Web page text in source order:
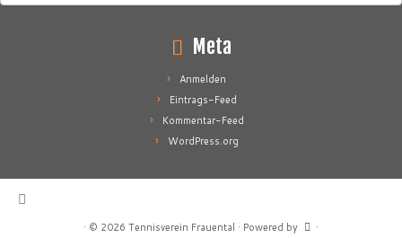
Meta
Anmelden
Eintrags-Feed
Kommentar-Feed
WordPress.org
· © 2026 Tennisverein Frauental · Powered by ·